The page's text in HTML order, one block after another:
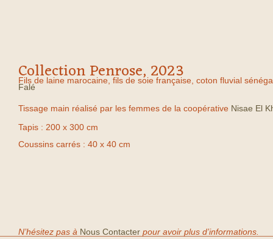
Collection Penrose, 2023
Fils de laine marocaine, fils de soie française, coton fluvial
Falé
Tissage main réalisé par les femmes de la coopérative Nisae El
Tapis : 200 x 300 cm
Coussins carrés : 40 x 40 cm
N’hésitez pas à Nous Contacter pour avoir plus d’informations.